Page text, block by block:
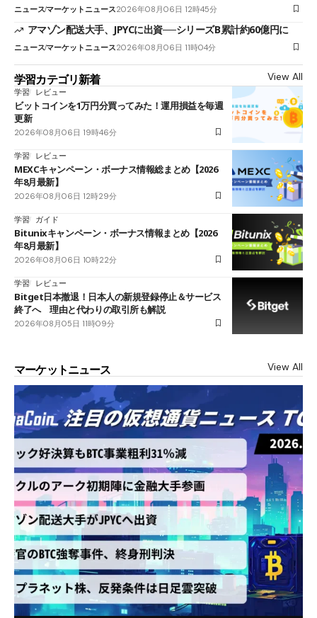
ニュースマーケットニュース2026年08月06日 12時45分
アマゾン配送大手、JPYCに出資──シリーズB累計約60億円に
ニュースマーケットニュース2026年08月06日 11時04分
学習カテゴリ新着 View All
学習 レビュー
ビットコインを1万円分買ってみた！運用損益を毎週
更新
2026年08月06日 19時46分
学習 レビュー
MEXCキャンペーン・ボーナス情報総まとめ【2026
年8月最新】
2026年08月06日 12時29分
学習 ガイド
Bitunixキャンペーン・ボーナス情報まとめ【2026
年8月最新】
2026年08月06日 10時22分
学習 レビュー
Bitget日本撤退！日本人の新規登録停止＆サービス
終了へ 理由と代わりの取引所も解説
2026年08月05日 11時09分
マーケットニュース View All